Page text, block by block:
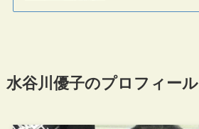
水谷川優子のプロフィール